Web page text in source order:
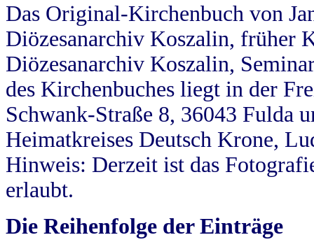
Das Original-Kirchenbuch von
Diözesanarchiv Koszalin, früher
Diözesanarchiv Koszalin,
des Kirchenbuches liegt in der
Schwank-Straße 8, 36043 Fulda
Heimatkreises Deutsch Krone,
Hinweis: Derzeit ist das
erlaubt.
Die Reihenfolge der Einträge